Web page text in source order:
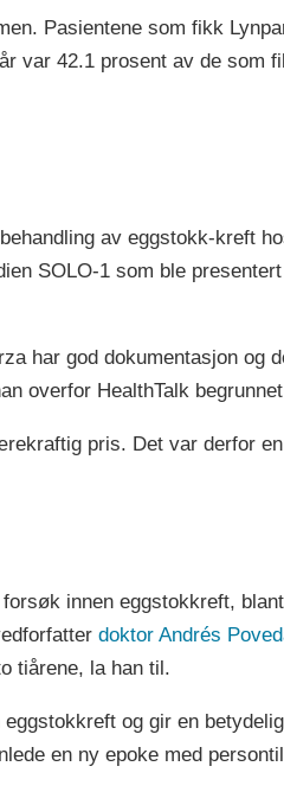
Pasientene som fikk
var 42.1 prosent av de som
av eggstokk-kreft
SOLO-1 som ble
har god dokumentasjon og
overfor HealthTalk
pris. Det var derfor
innen eggstokkreft,
doktor Andrés
tiårene, la han til.
og gir en
en ny epoke med